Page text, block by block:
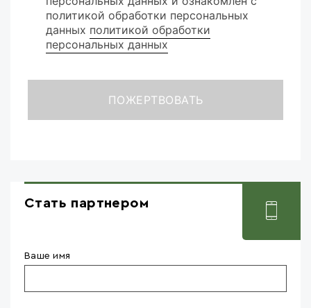
политикой обработки персональных
данных политикой обработки
персональных данных
Стать партнером
Ваше имя